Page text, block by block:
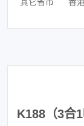
其它省市 香
K188（3合1